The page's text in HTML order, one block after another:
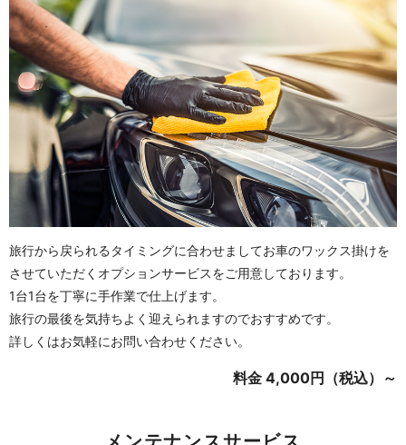
旅行から戻られるタイミングに合わせましてお車のワックス掛けを
させていただくオプションサービスをご用意しております。
1台1台を丁寧に手作業で仕上げます。
旅行の最後を気持ちよく迎えられますのでおすすめです。
詳しくはお気軽にお問い合わせください。
料金 4,000円（税込）～